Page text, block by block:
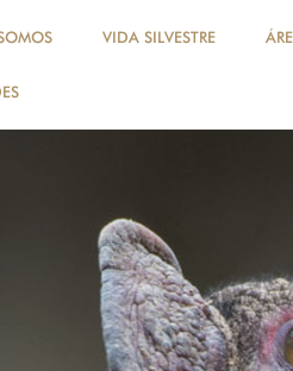
VIDA SILVESTRE